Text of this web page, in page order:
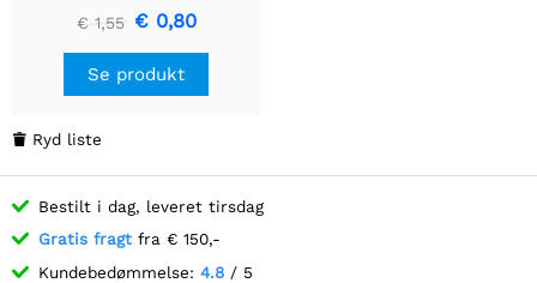
€ 1,55 € 0,80
Se produkt
 Ryd liste
Bestilt i dag, leveret tirsdag
Gratis fragt fra € 150,-
Kundebedømmelse: 4.8 / 5